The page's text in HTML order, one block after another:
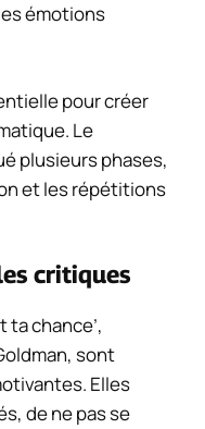
émotions
pour créer
Le
plusieurs phases,
et les répétitions
critiques
ta chance’,
sont
Elles
de ne pas se